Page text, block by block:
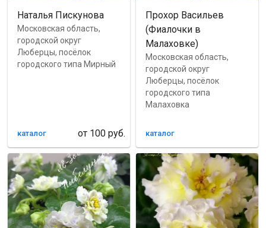
Наталья Пискунова
Московская область,
городской округ
Люберцы, посёлок
городского типа Мирный
каталог от 100 руб.
Прохор Васильев
(Фиалочки в
Малаховке)
Московская область,
городской округ
Люберцы, посёлок
городского типа
Малаховка
каталог